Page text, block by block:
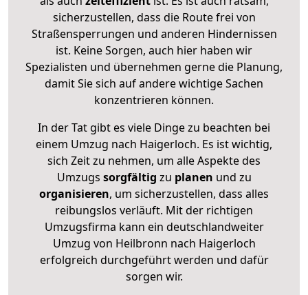
sicherzustellen, dass die Route frei von
Straßensperrungen und anderen Hindernissen
ist. Keine Sorgen, auch hier haben wir
Spezialisten und übernehmen gerne die Planung,
damit Sie sich auf andere wichtige Sachen
konzentrieren können.
In der Tat gibt es viele Dinge zu beachten bei
einem Umzug nach Haigerloch. Es ist wichtig,
sich Zeit zu nehmen, um alle Aspekte des
Umzugs sorgfältig zu planen und zu
organisieren, um sicherzustellen, dass alles
reibungslos verläuft. Mit der richtigen
Umzugsfirma kann ein deutschlandweiter
Umzug von Heilbronn nach Haigerloch
erfolgreich durchgeführt werden und dafür
sorgen wir.